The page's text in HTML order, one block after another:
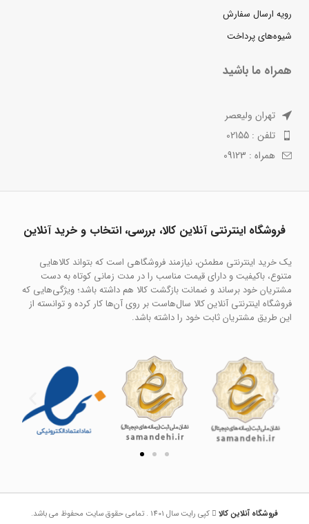
رویه ارسال سفارش
شیوه‌های پرداخت
همراه ما باشید
تهران ولیعصر
تلفن : 02155
همراه : 09123
فروشگاه اینترنتی آنلاین کالا، بررسی، انتخاب و خرید آنلاین
یک خرید اینترنتی مطمئن، نیازمند فروشگاهی است که بتواند کالاهایی
متنوع، باکیفیت و دارای قیمت مناسب را در مدت زمانی کوتاه به دست
مشتریان خود برساند و ضمانت بازگشت کالا هم داشته باشد؛ ویژگی‌هایی که
فروشگاه اینترنتی آنلاین کالا سال‌هاست بر روی آن‌ها کار کرده و توانسته از
این طریق مشتریان ثابت خود را داشته باشد.
فروشگاه آنلاین کالا کپی رایت سال 1401 . تمامی حقوق سایت محفوظ می باشد.